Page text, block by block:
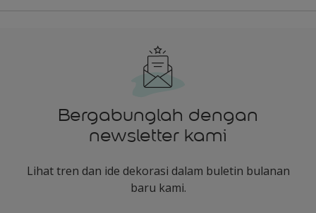
Bergabunglah dengan
newsletter kami
Lihat tren dan ide dekorasi dalam buletin bulanan
baru kami.